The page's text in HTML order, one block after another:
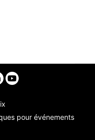
pour événements